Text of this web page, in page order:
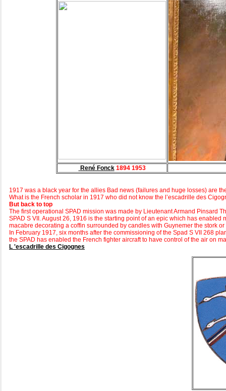
René Fonck1894 1953
1917 was a black year for the allies Bad news (failures and huge losses) are
What is the French scholar in 1917 who did not know the l’escadrille des
But back to top
The first operational SPAD mission was made by Lieutenant Armand Pinsard
SPAD S VII. August 26, 1916 is the starting point of an epic which has
macabre decorating a coffin surrounded by candles with Guynemer the stork
In February 1917, six months after the commissioning of the Spad S VII 268
the SPAD has enabled the French fighter aircraft to have control of the air on
L 'escadrille des Cigognes